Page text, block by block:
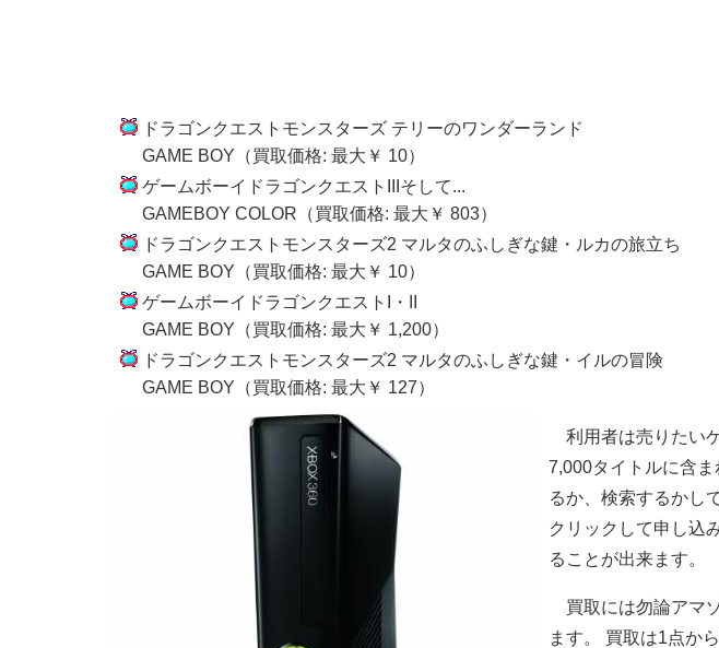
ドラゴンクエストモンスターズ テリーのワンダーランド
GAME BOY（買取価格: 最大￥ 10）
ゲームボーイドラゴンクエストIIIそして...
GAMEBOY COLOR（買取価格: 最大￥ 803）
ドラゴンクエストモンスターズ2 マルタのふしぎな鍵・ルカの旅立ち
GAME BOY（買取価格: 最大￥ 10）
ゲームボーイドラゴンクエストI・II
GAME BOY（買取価格: 最大￥ 1,200）
ドラゴンクエストモンスターズ2 マルタのふしぎな鍵・イルの冒険
GAME BOY（買取価格: 最大￥ 127）
利用者は売りたい
7,000タイトルに含
るか、検索するかし
クリックして申し込
ることが出来ます。
買取には勿論アマ
ます。 買取は1点か